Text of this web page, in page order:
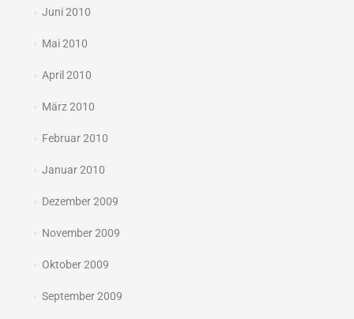
Juni 2010
Mai 2010
April 2010
März 2010
Februar 2010
Januar 2010
Dezember 2009
November 2009
Oktober 2009
September 2009